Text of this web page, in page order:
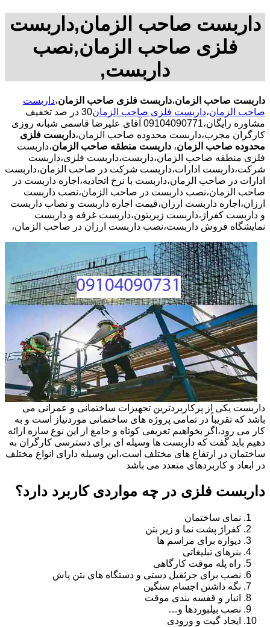
داربست صاحب الزمان,داربست
فلزی صاحب الزمان,نصب
داربست,
داربست صاحب الزمان،داربست فلزی صاحب الزمان،داربست
صاحب الزمان،داربست فلزی صاحب الزمان
30 در صد تخفیف
مشاوره رایگان،09104090771 آقای علیرضا قاسمی شبانه روزی
کارگران مجرب،داربست محدوده صاحب الزمان،داربست فلزی
محدوده صاحب الزمان، داربست منطقه صاحب الزمان،داربست
فلزی منطقه صاحب الزمان،داربست،داربست فلزی،داربست
شرکت،داربست ادارات،داربست شرکت در صاحب الزمان،داربست
ادارات در صاحب الزمان،داربست با نرخ اتحادیه،اجاره داربست در
صاحب الزمان،نصب داربست در صاحب الزمان،نصب داربست
ارزان،اجاره داربست ارزان،قیمت اجاره داربست و نصاب داربست
و داربست کفراژ،داربست زیربتون،داربست غرفه و داربست
نمایشگاه فروش داربست،نصب داربست ارزان در صاحب الزمان،
داربست یکی از پرکاربردترین تجهیزات ساختمانی و عمرانی می
باشد که تقریباً در تمامی پروژه های ساختمانی موردنیاز است و به
کار می رود،اگر بخواهیم تعریفی کوتاه و جامع از این نوع سازه ارائه
دهیم باید گفت که داربست ها وسیله ای برای دسترسی کارگران به
ساختمان در ارتفاع های مختلف است،این وسیله دارای انواع مختلف
در ابعاد و کاربردهای متعدد می باشد
داربست فلزی در چه مواردی کاربرد دارد؟
نمای ساختمان
کفراژ پشت نما و زیر بتن
دیواره برای مراسم ها
بنرهای تبلیغاتی
راه پله موقت کارگاهی
نصب برای جرثقیل دستی و دستگاه های بتن پاش
نگه داشتن اجسام سنگین
انبار و قفسه بندی موقت
نصب بیلبوردها و…
ایجاد گیت و ورودی